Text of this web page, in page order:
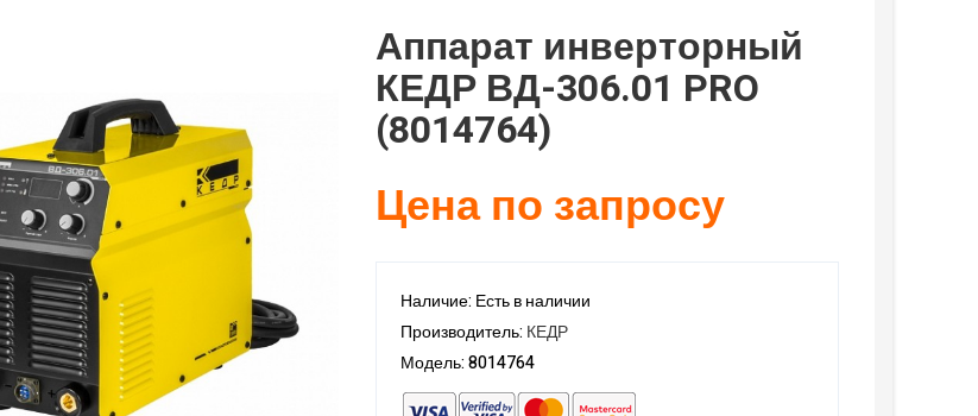
Аппарат инверторный
КЕДР ВД-306.01 PRO
(8014764)
Цена по запросу
Наличие: Есть в наличии
Производитель: КЕДР
Модель: 8014764